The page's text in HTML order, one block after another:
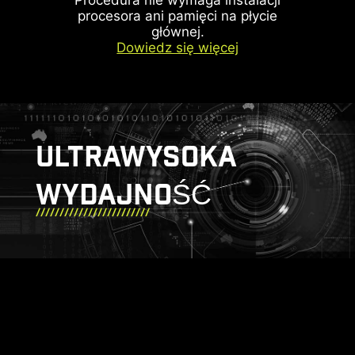
procesora ani pamięci na płycie
głównej.
Dowiedz się więcej
DODATKOWE
ZŁĄCZE ARGB
DODATKOWE
ZŁĄCZE FAN
(WENTYLATOR)
ULTRAWYSOKA
WYDAJNOŚĆ